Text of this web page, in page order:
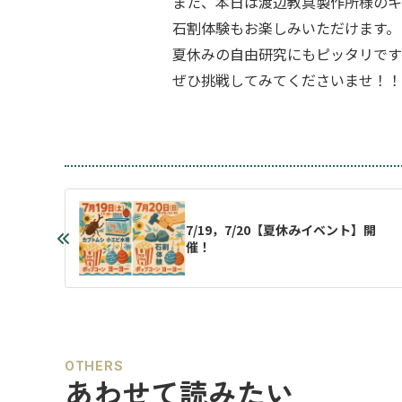
石割体験もお楽しみいただけます。
夏休みの自由研究にもピッタリです
ぜひ挑戦してみてくださいませ！！
7/19，7/20【夏休みイベント】開
催！
OTHERS
あわせて読みたい